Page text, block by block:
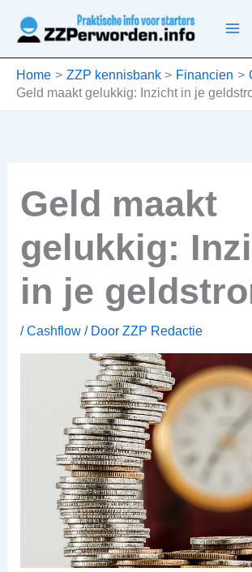
naar
inhoud
Home ZZP kennisbank Financien
Geld maakt gelukkig: Inzicht in je
Geld maakt
gelukkig:
in je
/Cashflow/ Door ZZP Redactie